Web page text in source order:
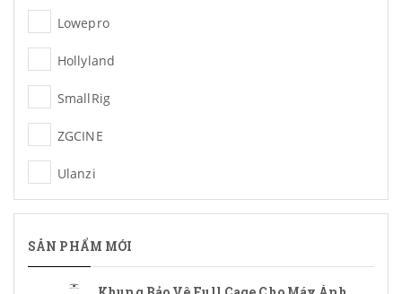
Lowepro
Hollyland
SmallRig
ZGCINE
Ulanzi
Rode
Chưa phân loại
SẢN PHẨM MỚI